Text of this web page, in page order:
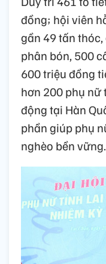
đồng; hội viên
gần 49 tấn
phân bón, 500
600 triệu đồng
hơn 200 phụ nữ
động tại Hàn
phần giúp phụ
nghèo bền vững.